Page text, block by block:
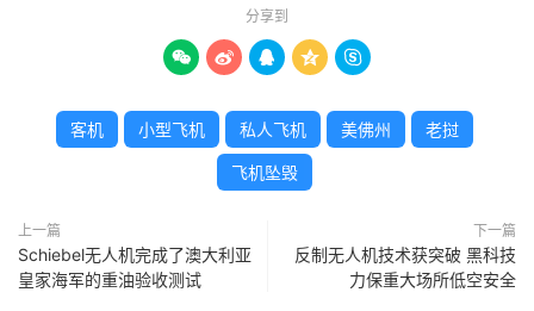
分享到
    
客机 小型飞机 私人飞机 美佛州 老挝
飞机坠毁
上一篇
Schiebel无人机完成了澳大利亚
皇家海军的重油验收测试
下一篇
反制无人机技术获突破 黑科技
力保重大场所低空安全